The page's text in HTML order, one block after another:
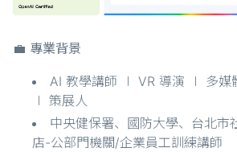
💼 專業背景
AI 教學講師 ∣ VR 導演 ∣ 多媒
∣ 策展人
中央健保署、國防大學、台北市
店-公部門機關/企業員工訓練講師